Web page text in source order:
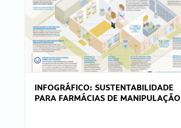
INFOGRÁFICO: SUSTENTABILIDADE
PARA FARMÁCIAS DE MANIPULAÇÃO